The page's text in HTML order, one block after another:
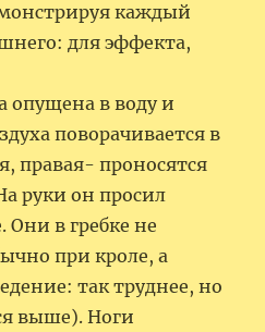
каждый
для эффекта,
опущена в воду и
поворачивается в
правая- проносятся
руки он просил
Они в гребке не
при кроле, а
так труднее, но
выше). Ноги